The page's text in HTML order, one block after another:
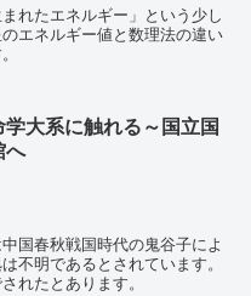
れたエネルギー」という少し
エネルギー値と数理法の違い
学大系に触れる～国立国
へ
国春秋戦国時代の鬼谷子によ
不明であるとされています。
れたとあります。